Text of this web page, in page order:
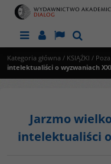
MenuPanelLangSzukaj
Kategoria główna / KSIĄŻKI /
intelektualiści o wyzwaniach
Jarzmo
intelektualiści